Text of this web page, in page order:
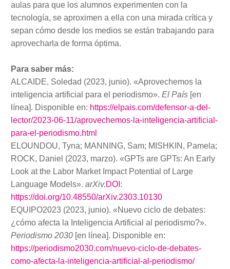
aulas para que los alumnos experimenten con la
tecnología, se aproximen a ella con una mirada crítica y
sepan cómo desde los medios se están trabajando para
aprovecharla de forma óptima.
Para saber más:
ALCAIDE, Soledad (2023, junio). «Aprovechemos la
inteligencia artificial para el periodismo». El País [en
línea]. Disponible en: https://elpais.com/defensor-a-del-
lector/2023-06-11/aprovechemos-la-inteligencia-artificial-
para-el-periodismo.html
ELOUNDOU, Tyna; MANNING, Sam; MISHKIN, Pamela;
ROCK, Daniel (2023, marzo). «GPTs are GPTs: An Early
Look at the Labor Market Impact Potential of Large
Language Models». arXiv.DOI:
https://doi.org/10.48550/arXiv.2303.10130
EQUIPO2023 (2023, junio). «Nuevo ciclo de debates:
¿cómo afecta la Inteligencia Artificial al periodismo?».
Periodismo 2030 [en línea]. Disponible en:
https://periodismo2030.com/nuevo-ciclo-de-debates-
como-afecta-la-inteligencia-artificial-al-periodismo/